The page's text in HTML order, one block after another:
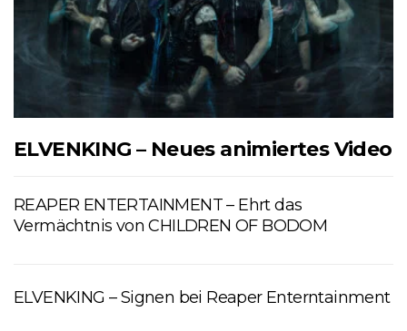
ELVENKING – Neues animiertes Video
REAPER ENTERTAINMENT – Ehrt das
Vermächtnis von CHILDREN OF BODOM
ELVENKING – Signen bei Reaper Enterntainment